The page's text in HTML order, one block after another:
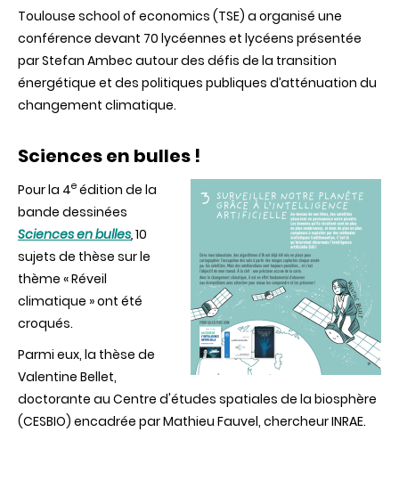
Toulouse school of economics (TSE) a organisé une
conférence devant 70 lycéennes et lycéens présentée
par Stefan Ambec autour des défis de la transition
énergétique et des politiques publiques d’atténuation du
changement climatique.
Sciences en bulles !
Pour la 4e édition de la
bande dessinées
Sciences en bulles,10
sujets de thèse sur le
thème « Réveil
climatique » ont été
croqués.
Parmi eux, la thèse de
Valentine Bellet,
doctorante au Centre d'études spatiales de la biosphère
(CESBIO) encadrée par Mathieu Fauvel, chercheur INRAE.